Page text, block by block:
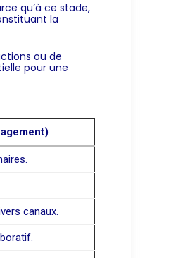
qu’à ce stade,
la
ou de
pour une
canaux.